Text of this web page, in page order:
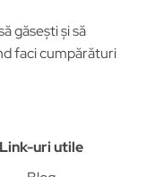
găsești și să
faci cumpărături
Link-uri utile